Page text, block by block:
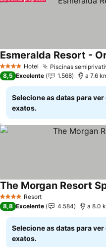
4 EstrelasHotel Piscinas
Esmeralda Resort -
8,5 Excelente 1.568 a 7.6
Selecione as datas para
exatos.
4 EstrelasResort
The Morgan Resort
8,8 Excelente 4.584 a 8.0
Selecione as datas para
exatos.